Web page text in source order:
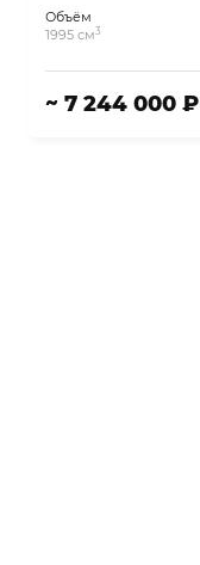
Объём
1995 см3
~ 7 244 000 ₽